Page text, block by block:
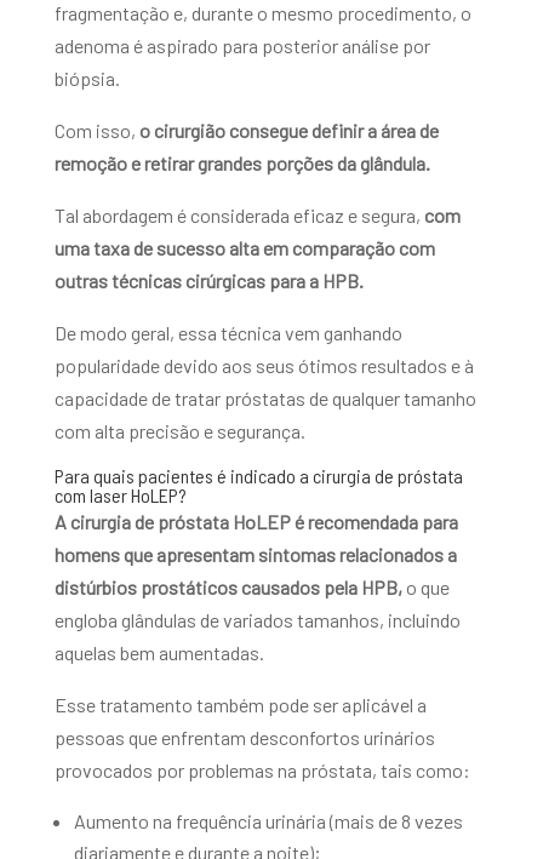
fragmentação e, durante o mesmo procedimento, o
adenoma é aspirado para posterior análise por
biópsia.
Com isso, o cirurgião consegue definir a área de
remoção e retirar grandes porções da glândula.
Tal abordagem é considerada eficaz e segura, com
uma taxa de sucesso alta em comparação com
outras técnicas cirúrgicas para a HPB.
De modo geral, essa técnica vem ganhando
popularidade devido aos seus ótimos resultados e à
capacidade de tratar próstatas de qualquer tamanho
com alta precisão e segurança.
Para quais pacientes é indicado a cirurgia de próstata
com laser HoLEP?
A cirurgia de próstata HoLEP é recomendada para
homens que apresentam sintomas relacionados a
distúrbios prostáticos causados pela HPB,o que
engloba glândulas de variados tamanhos, incluindo
aquelas bem aumentadas.
Esse tratamento também pode ser aplicável a
pessoas que enfrentam desconfortos urinários
provocados por problemas na próstata, tais como:
Aumento na frequência urinária (mais de 8 vezes
diariamente e durante a noite);